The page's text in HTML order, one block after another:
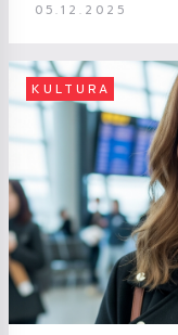
05.12.2025
KULTURA